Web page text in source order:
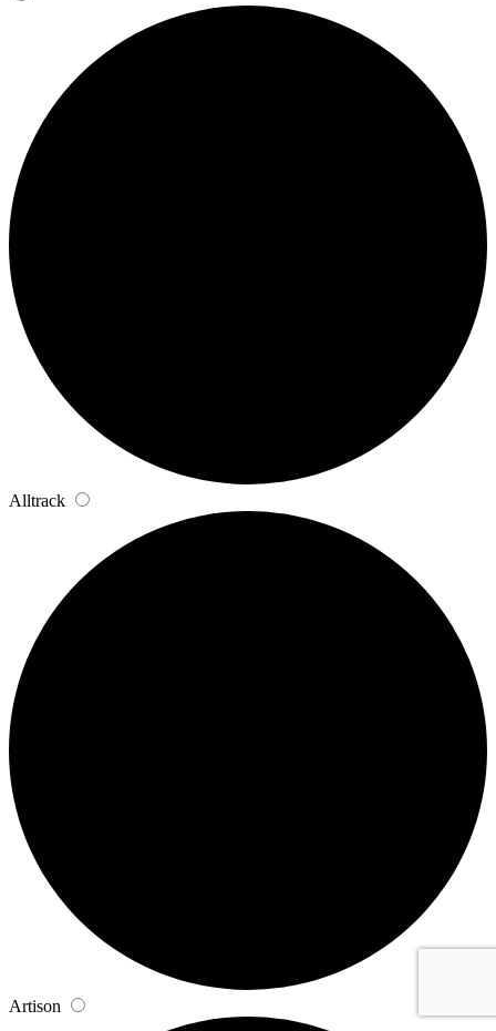
Alltrack
Artison